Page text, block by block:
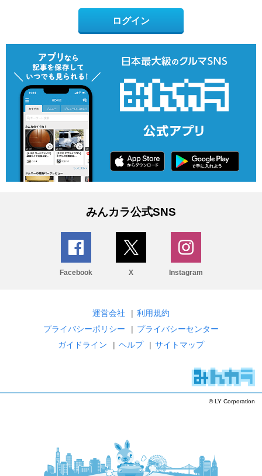
ログイン
みんカラ公式SNS
Facebook X Instagram
運営会社 | 利用規約
プライバシーポリシー
| プライバシーセンター
ガイドライン
| ヘルプ | サイトマップ
© LY Corporation